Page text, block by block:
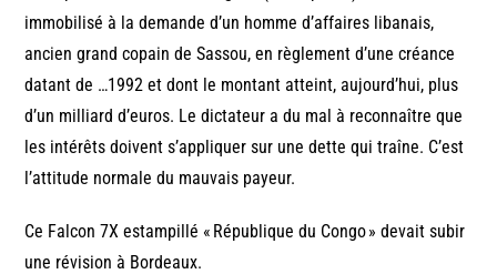
immobilisé à la demande d’un homme d’affaires libanais,
ancien grand copain de Sassou, en règlement d’une créance
datant de …1992 et dont le montant atteint, aujourd’hui, plus
d’un milliard d’euros. Le dictateur a du mal à reconnaître que
les intérêts doivent s’appliquer sur une dette qui traîne. C’est
l’attitude normale du mauvais payeur.
Ce Falcon 7X estampillé « République du Congo » devait subir
une révision à Bordeaux.